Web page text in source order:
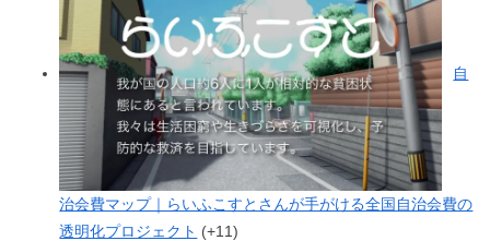
自
治会費マップ｜らいふこすとさんが手がける全国自治会費の
透明化プロジェクト
+11